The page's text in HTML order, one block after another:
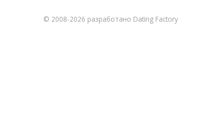
© 2008-2026 разработано Dating Factory